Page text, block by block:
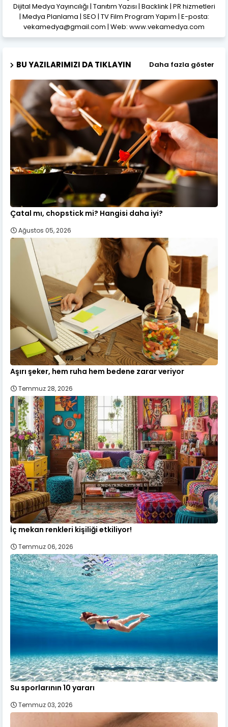
Dijital Medya Yayıncılığı | Tanıtım Yazısı | Backlink | PR hizmetleri
| Medya Planlama | SEO | TV Film Program Yapım | E-posta:
vekamedya@gmail.com | Web: www.vekamedya.com
BU YAZILARIMIZI DA TIKLAYIN Daha fazla göster
Çatal mı, chopstick mi? Hangisi daha iyi?
Ağustos 05, 2026
Aşırı şeker, hem ruha hem bedene zarar veriyor
Temmuz 28, 2026
İç mekan renkleri kişiliği etkiliyor!
Temmuz 06, 2026
Su sporlarının 10 yararı
Temmuz 03, 2026